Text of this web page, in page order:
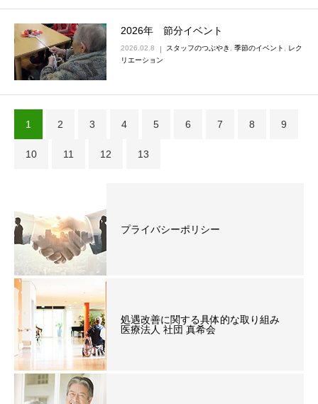
2026年 節分イベント
2026.02.8 スタッフのつぶやき 季節のイベント
レク
リエーション
1 2 3 4 5 6 7 8 9
10 11 12 13
プライバシーポリシー
処遇改善に関する具体的な取り組み
医療法人 社団 真希会